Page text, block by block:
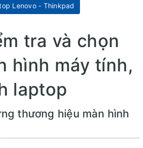
Lenovo - Thinkpad
tra và chọn
hình máy tính,
laptop
thương hiệu màn hình